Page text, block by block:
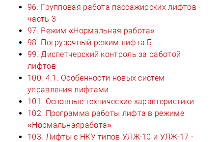
96. Групповая работа пассажирских лифтов -
часть 3
97. Режим «Нормальная работа»
98. Погрузочный режим лифта Б
99. Диспетчерский контроль за работой
лифтов
100. 4.1. Особенности новых систем
управления лифтами
101. Основные технические характеристики
102. Программа работы лифта в режиме
«Нормальнаяработа»
103. Лифты с НКУ типов УЛЖ-10 и УЛЖ-17 -